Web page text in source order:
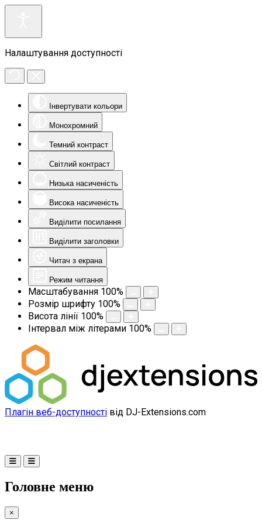
Налаштування доступності
Інвертувати кольори
Монохромний
Темний контраст
Світлий контраст
Низька насиченість
Висока насиченість
Виділити посилання
Виділити заголовки
Читач з екрана
Режим читання
Масштабування 100%
Розмір шрифту 100%
Висота лінії 100%
Інтервал між літерами 100%
Плагін веб-доступності від DJ-Extensions.com
Головне меню
×